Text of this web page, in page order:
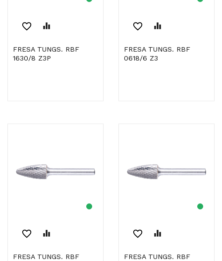
favorite_border equalizer
FRESA TUNGS. RBF
1630/8 Z3P
favorite_border equalizer
FRESA TUNGS. RBF
0618/6 Z3
favorite_border equalizer
FRESA TUNGS. RBF
favorite_border equalizer
FRESA TUNGS. RBF